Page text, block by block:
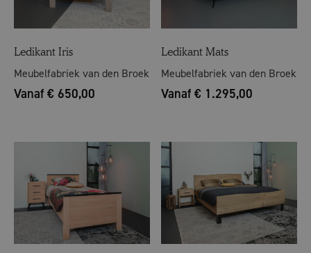
Ledikant Iris
Meubelfabriek van den Broek
Vanaf € 650,00
Ledikant Mats
Meubelfabriek van den Broek
Vanaf € 1.295,00